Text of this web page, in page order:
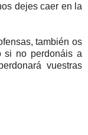
dejes caer en la
también os
si no perdonáis a
vuestras